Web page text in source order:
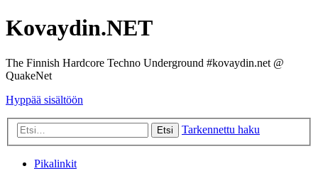
Kovaydin.NET
The Finnish Hardcore Techno Underground #kovaydin.net @
QuakeNet
Hyppää sisältöön
Etsi Tarkennettu haku
Pikalinkit